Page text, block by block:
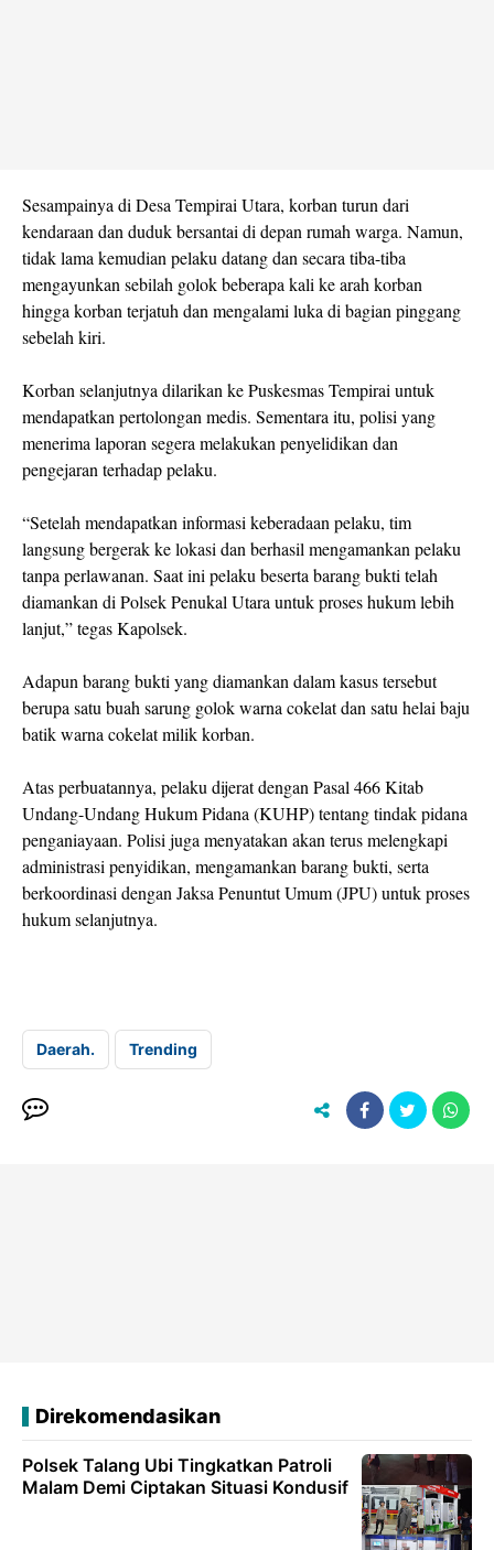
Sesampainya di Desa Tempirai Utara, korban turun dari
kendaraan dan duduk bersantai di depan rumah warga. Namun,
tidak lama kemudian pelaku datang dan secara tiba-tiba
mengayunkan sebilah golok beberapa kali ke arah korban
hingga korban terjatuh dan mengalami luka di bagian pinggang
sebelah kiri.
Korban selanjutnya dilarikan ke Puskesmas Tempirai untuk
mendapatkan pertolongan medis. Sementara itu, polisi yang
menerima laporan segera melakukan penyelidikan dan
pengejaran terhadap pelaku.
“Setelah mendapatkan informasi keberadaan pelaku, tim
langsung bergerak ke lokasi dan berhasil mengamankan pelaku
tanpa perlawanan. Saat ini pelaku beserta barang bukti telah
diamankan di Polsek Penukal Utara untuk proses hukum lebih
lanjut,” tegas Kapolsek.
Adapun barang bukti yang diamankan dalam kasus tersebut
berupa satu buah sarung golok warna cokelat dan satu helai baju
batik warna cokelat milik korban.
Atas perbuatannya, pelaku dijerat dengan Pasal 466 Kitab
Undang-Undang Hukum Pidana (KUHP) tentang tindak pidana
penganiayaan. Polisi juga menyatakan akan terus melengkapi
administrasi penyidikan, mengamankan barang bukti, serta
berkoordinasi dengan Jaksa Penuntut Umum (JPU) untuk proses
hukum selanjutnya.
Daerah. Trending
Direkomendasikan
Polsek Talang Ubi Tingkatkan Patroli
Malam Demi Ciptakan Situasi Kondusif